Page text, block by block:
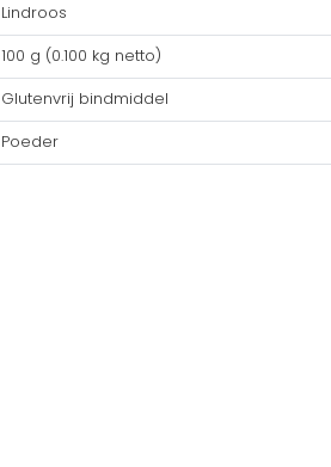
Lindroos
100 g (0.100 kg netto)
Glutenvrij bindmiddel
Poeder